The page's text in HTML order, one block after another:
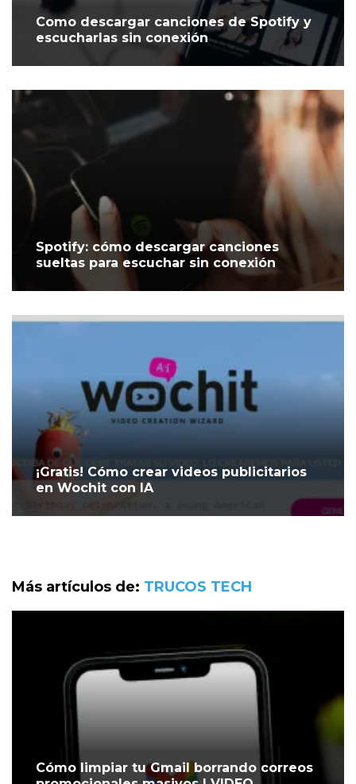
Como descargar canciones de Spotify y
escucharlas sin conexión
Spotify: cómo descargar canciones
sueltas para escuchar sin conexión
¡Gratis! Cómo crear videos publicitarios
en Wochit con IA
Más artículos de: TRUCOS TECH
Cómo limpiar tu Gmail borrando correos